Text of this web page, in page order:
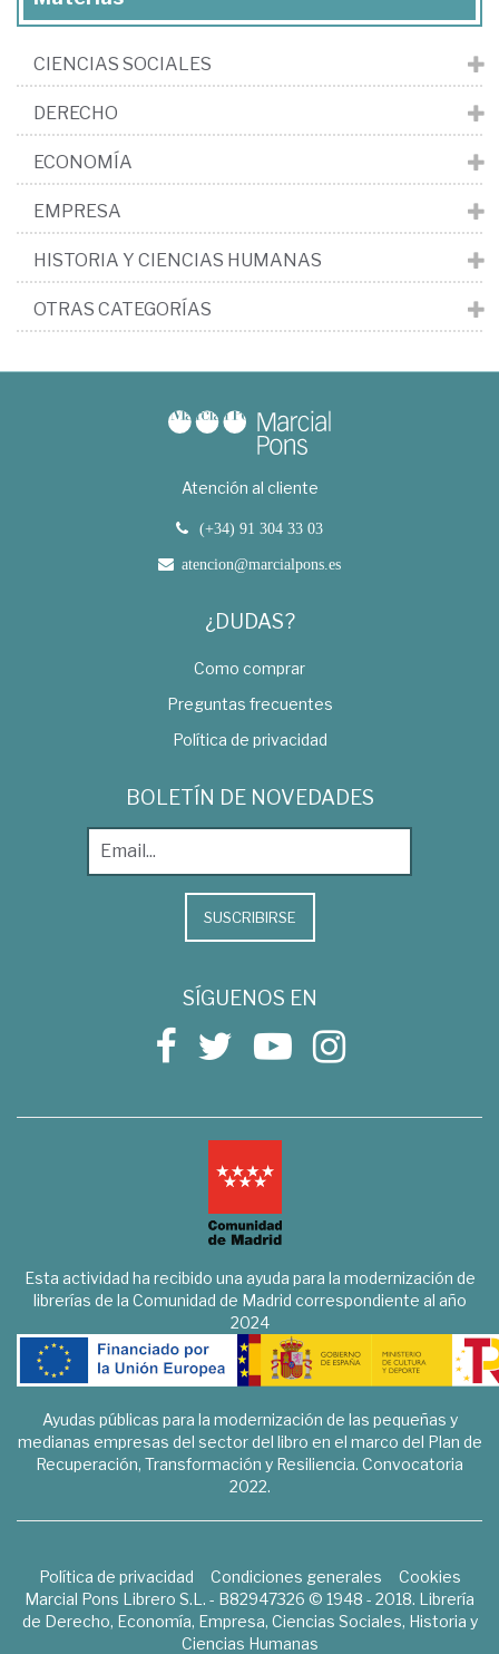
CIENCIAS SOCIALES
DERECHO
ECONOMÍA
EMPRESA
HISTORIA Y CIENCIAS HUMANAS
OTRAS CATEGORÍAS
Atención al cliente
(+34) 91 304 33 03
atencion@marcialpons.es
¿DUDAS?
Como comprar
Preguntas frecuentes
Política de privacidad
BOLETÍN DE NOVEDADES
SUSCRIBIRSE
SÍGUENOS EN
Esta actividad ha recibido una ayuda para la modernización de
librerías de la Comunidad de Madrid correspondiente al año
2024
Ayudas públicas para la modernización de las pequeñas y
medianas empresas del sector del libro en el marco del Plan de
Recuperación, Transformación y Resiliencia. Convocatoria
2022.
Política de privacidad Condiciones generales
Cookies
Marcial Pons Librero S.L. - B82947326 © 1948 - 2018. Librería
de Derecho, Economía, Empresa, Ciencias Sociales, Historia y
Ciencias Humanas